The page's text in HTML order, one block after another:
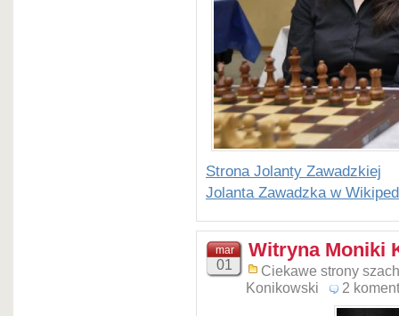
Strona Jolanty Zawadzkiej
Jolanta Zawadzka w
mar
01
Witryna Moniki
Ciekawe strony
Konikowski
2